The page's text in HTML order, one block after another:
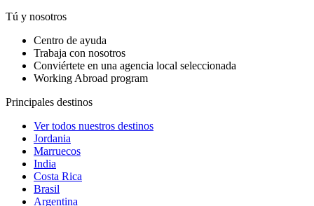
Tú y nosotros
Centro de ayuda
Trabaja con nosotros
Conviértete en una agencia local seleccionada
Working Abroad program
Principales destinos
Ver todos nuestros destinos
Jordania
Marruecos
India
Costa Rica
Brasil
Argentina